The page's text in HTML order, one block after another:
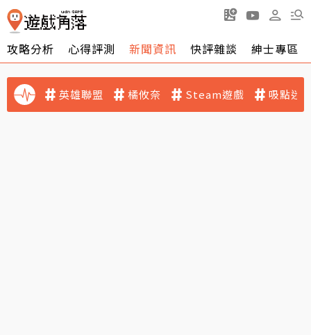
攻略分析 心得評測 新聞資訊 快評雜談 紳士專區
英雄聯盟 橘攸奈 Steam遊戲 吸點迷